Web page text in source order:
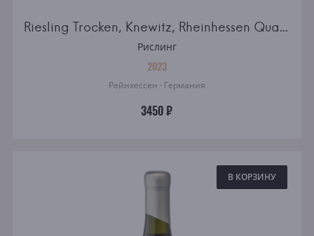
Riesling Trocken, Knewitz, Rheinhessen Qualitatswein
Рислинг
2023
Рейнхессен · Германия
3450 ₽
В КОРЗИНУ